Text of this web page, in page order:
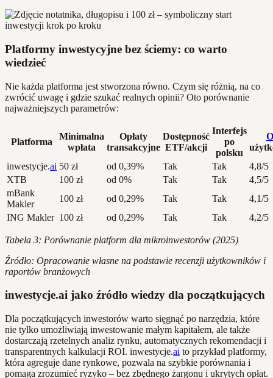
Platformy inwestycyjne bez ściemy: co warto
wiedzieć
Nie każda platforma jest stworzona równo. Czym się różnią, na co
zwrócić uwagę i gdzie szukać realnych opinii? Oto porównanie
najważniejszych parametrów:
Platforma
Minimalna
wpłata
Opłaty
transakcyjne
Dostępność
ETF/akcji
Interfejs
po
polsku
inwestycje.ai 50 zł od 0,39% Tak Tak
4,8/5
XTB
100 zł od 0% Tak Tak
4,5/5
mBank
Makler
100 zł od 0,29% Tak Tak
4,1/5
ING Makler 100 zł od 0,29% Tak Tak 4,2/5
Tabela 3: Porównanie platform dla mikroinwestorów (2025)
Źródło: Opracowanie własne na podstawie recenzji użytkowników i
raportów branżowych
inwestycje.ai jako źródło wiedzy dla początkujących
Dla początkujących inwestorów warto sięgnąć po narzędzia, które
nie tylko umożliwiają inwestowanie małym kapitałem, ale także
dostarczają rzetelnych analiz rynku, automatycznych rekomendacji i
transparentnych kalkulacji ROI. inwestycje.ai to przykład platformy,
która agreguje dane rynkowe, pozwala na szybkie porównania i
pomaga zrozumieć ryzyko – bez zbędnego żargonu i ukrytych opłat.